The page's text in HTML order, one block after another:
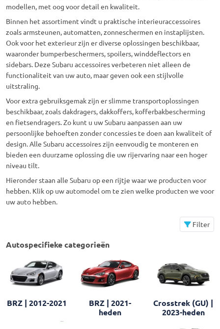
modellen, met oog voor detail en kwaliteit.
Binnen het assortiment vindt u praktische interieuraccessoires
zoals armsteunen, automatten, zonneschermen en instaplijsten.
Ook voor het exterieur zijn er diverse oplossingen beschikbaar,
waaronder bumperbeschermers, spoilers, winddeflectors en
sidebars. Deze Subaru accessoires verbeteren niet alleen de
functionaliteit van uw auto, maar geven ook een stijlvolle
uitstraling.
Voor extra gebruiksgemak zijn er slimme transportoplossingen
beschikbaar, zoals dakdragers, dakkoffers, kofferbakbescherming
en fietsendragers. Zo kunt u uw Subaru aanpassen aan uw
persoonlijke behoeften zonder concessies te doen aan kwaliteit of
design. Alle Subaru accessoires zijn eenvoudig te monteren en
bieden een duurzame oplossing die uw rijervaring naar een hoger
niveau tilt.
Hieronder staan alle Subaru op een rijtje waar we producten voor
hebben. Klik op uw automodel om te zien welke producten we voor
uw auto hebben.
Filter
Autospecifieke categorieën
BRZ | 2012-2021
BRZ | 2021-
heden
Crosstrek (GU) |
2023-heden